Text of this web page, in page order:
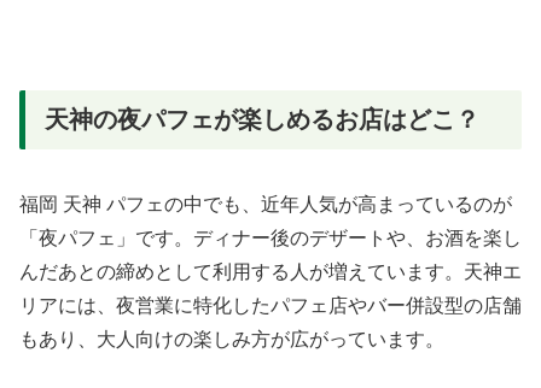
天神の夜パフェが楽しめるお店はどこ？
福岡 天神 パフェの中でも、近年人気が高まっているのが
「夜パフェ」です。ディナー後のデザートや、お酒を楽し
んだあとの締めとして利用する人が増えています。天神エ
リアには、夜営業に特化したパフェ店やバー併設型の店舗
もあり、大人向けの楽しみ方が広がっています。